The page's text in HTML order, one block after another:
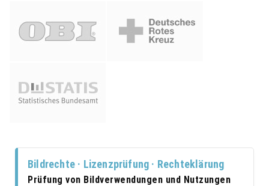
Bildrechte · Lizenzprüfung · Rechteklärung
Prüfung von Bildverwendungen und Nutzungen